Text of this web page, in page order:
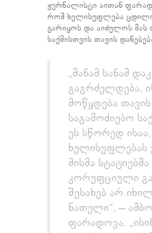
ჟურნალისტი აითან
რომ ხელისუფლება
გარიყოს და აიძულოს მას
საქმისთვის თავის
„მანამ სანამ
გაგრძელდება,
მოწყდება თავის
საგამოძიებო
ეს სწორედ
ხელისუფლებას
მისმა სტატიებმა
კორუფციული
შესახებ არ
ნათელი“, –
ფარადოვა.